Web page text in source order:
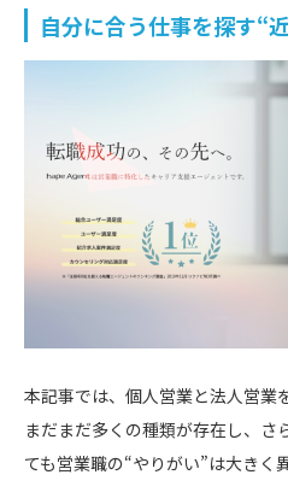
自分に合う仕事を探す“
本記事では、個人営業と法人営業
まだまだ多くの種類が存在し、さ
ても営業職の“やりがい”は大きく